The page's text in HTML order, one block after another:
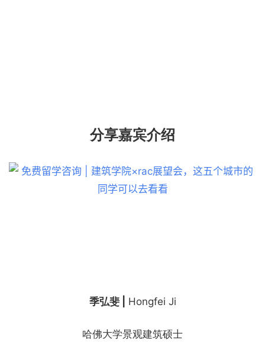
分享嘉宾介绍
季弘斐 | Hongfei Ji
哈佛大学景观建筑硕士